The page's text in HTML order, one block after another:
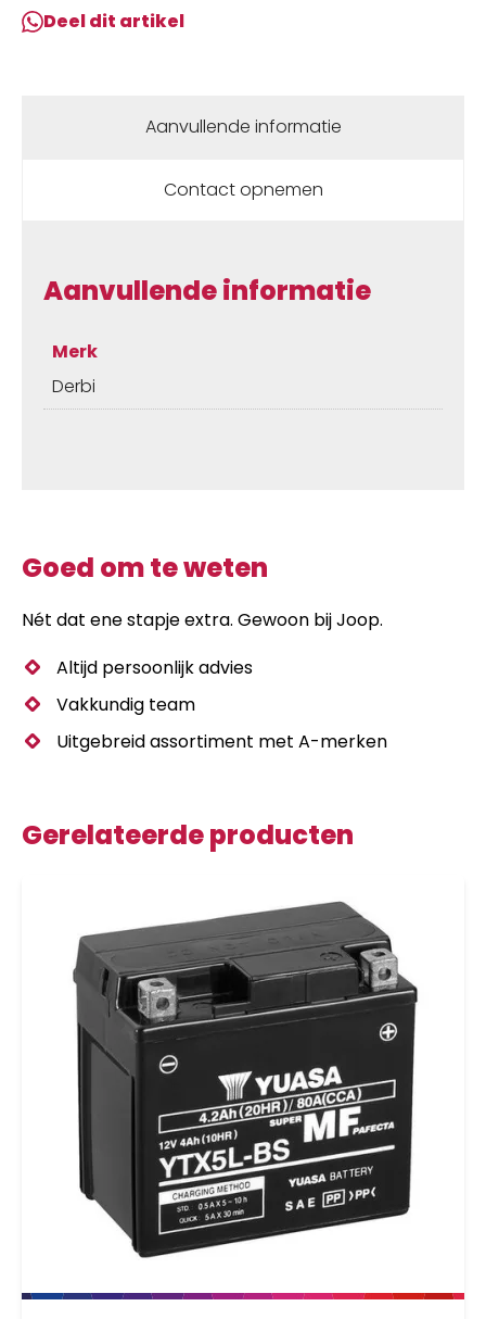
Deel dit artikel
Aanvullende informatie
Contact opnemen
Aanvullende informatie
Merk
Derbi
Goed om te weten
Nét dat ene stapje extra. Gewoon bij Joop.
Altijd persoonlijk advies
Vakkundig team
Uitgebreid assortiment met A-merken
Gerelateerde producten